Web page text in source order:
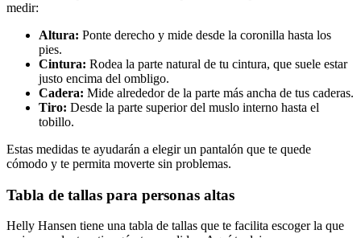
medir:
Altura: Ponte derecho y mide desde la coronilla hasta los
pies.
Cintura: Rodea la parte natural de tu cintura, que suele estar
justo encima del ombligo.
Cadera: Mide alrededor de la parte más ancha de tus caderas.
Tiro: Desde la parte superior del muslo interno hasta el
tobillo.
Estas medidas te ayudarán a elegir un pantalón que te quede
cómodo y te permita moverte sin problemas.
Tabla de tallas para personas altas
Helly Hansen tiene una tabla de tallas que te facilita escoger la que